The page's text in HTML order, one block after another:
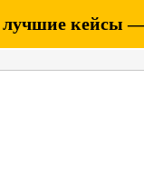
кейсы